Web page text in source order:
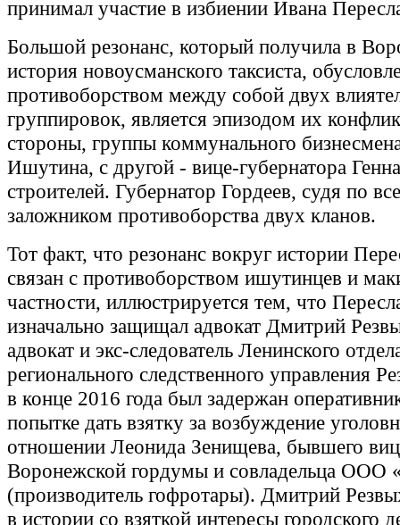
принимал участие в избиении Ивана
Большой резонанс, который получила в
история новоусманского таксиста,
противоборством между собой двух
группировок, является эпизодом их
стороны, группы коммунального
Ишутина, с другой - вице-губернатора
строителей. Губернатор Гордеев, судя по
заложником противоборства двух кланов.
Тот факт, что резонанс вокруг истории
связан с противоборством ишутинцев и
частности, иллюстрируется тем, что
изначально защищал адвокат Дмитрий
адвокат и экс-следователь Ленинского
регионального следственного управления
в конце 2016 года был задержан
попытке дать взятку за возбуждение
отношении Леонида Зенищева, бывшего
Воронежской гордумы и совладельца ООО
(производитель гофротары). Дмитрий
в истории со взяткой интересы городского